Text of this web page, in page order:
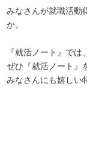
みなさんが就職活動
か。
『就活ノート』で
ぜひ『就活ノート』
みなさんにも嬉しい